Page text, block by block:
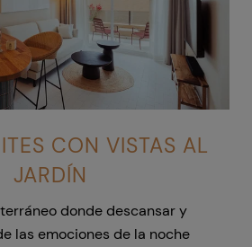
CON VISTAS AL
JARDÍN
donde descansar y
las emociones de la noche